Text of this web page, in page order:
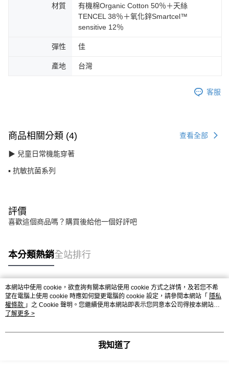
材質
有機棉Organic Cotton 50％＋天絲
TENCEL 38％＋氧化鋅Smartcel™
sensitive 12％
彈性 佳
產地 台灣
客服
商品相關分類 (4) 查看全部
▶ 兒童日常機能穿著
▪ 抗敏抗菌系列
評價
喜歡這個商品嗎？購買後給他一個好評吧
本分類熱銷全站排行
熱門標籤
本網站中使用 cookie，欲查詢有關本網站使用 cookie 方式之詳情，及若您不希
望在電腦上使用 cookie 時應如何變更電腦的 cookie 設定，請參閱本網站「 隱私
權條款 」之 Cookie 聲明。您繼續使用本網站即表示您同意本公司得按本網站使
用條款之 Cookie 聲明使用 cookie。
了解更多 >
我知道了